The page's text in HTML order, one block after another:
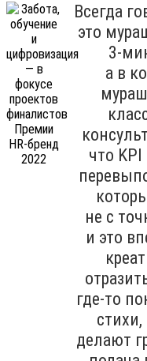
Всегда
это
3-
а в
что
не с
и это
где-то
делают